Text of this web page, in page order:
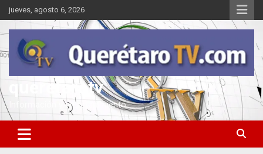
Saltar
al
contenido
jueves, agosto 6, 2026
queretarotv
Información y entretenimiento